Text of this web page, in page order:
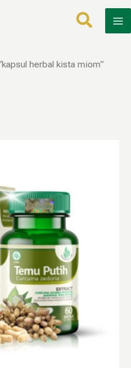
herbal kista miom”